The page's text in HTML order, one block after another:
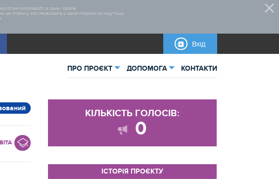
особливості, а саме - cookie.
сторінку, або переходите з однієї сторінки на іншу тощо.
Вхід
ПРО ПРОЄКТ ДОПОМОГА
Нормативно-правова база
Інструкції
КОНТАКТИ
КІЛЬКІСТЬ ГОЛОСІВ:
0
ІСТОРІЯ ПРОЄКТУ